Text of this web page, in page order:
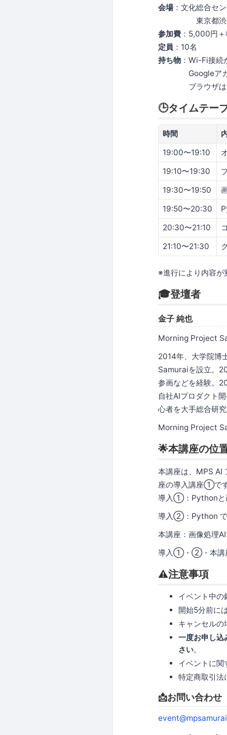
会場：文化総合セ
東京都渋谷
参加費 ：5,000円
定員 ：10名
持ち物 ：Wi-Fi接
Googleアカウ
ブラウザは「
🕒タイムテー
時間
19:00〜19:10
19:10〜19:30
19:30〜19:50
19:50〜20:30
20:30〜21:10
21:10〜21:30
※進行により内容が
🎓登壇者
金子 純也
Morning Project
2014年、大学院博
Samuraiを設立。
参画などを経験。
自社AIプロダクト
心者を大手総合研
Morning Project
🌟本講座の位
本講座は、MPS AI
座の導入講座①で
導入①：Pythonと
導入②：Python で
本講座：画像処理
導入①・②・本講
⚠️注意事項
イベント中の
開始5分前に
キャンセルの
一度お申し込
さい。
イベントに
特定商取引
📩お問い合わせ